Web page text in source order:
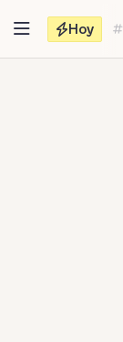
contenido
Hoy